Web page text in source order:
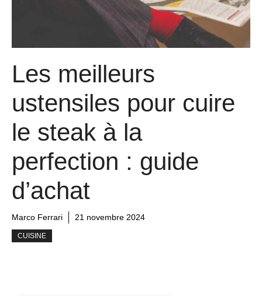
Les meilleurs
ustensiles pour cuire
le steak à la
perfection : guide
d’achat
Marco Ferrari 21 novembre 2024
CUISINE